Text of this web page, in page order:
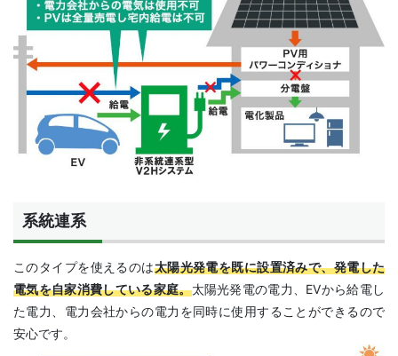
系統連系
このタイプを使えるのは太陽光発電を既に設置済みで、発電した
電気を自家消費している家庭。太陽光発電の電力、EVから給電し
た電力、電力会社からの電力を同時に使用することができるので
安心です。